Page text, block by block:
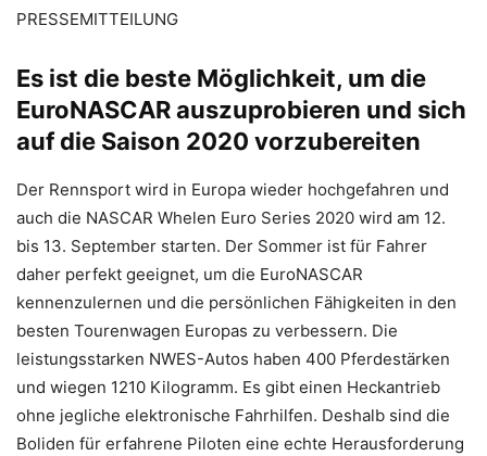
PRESSEMITTEILUNG
Es ist die beste Möglichkeit, um die
EuroNASCAR auszuprobieren und sich
auf die Saison 2020 vorzubereiten
Der Rennsport wird in Europa wieder hochgefahren und
auch die NASCAR Whelen Euro Series 2020 wird am 12.
bis 13. September starten. Der Sommer ist für Fahrer
daher perfekt geeignet, um die EuroNASCAR
kennenzulernen und die persönlichen Fähigkeiten in den
besten Tourenwagen Europas zu verbessern. Die
leistungsstarken NWES-Autos haben 400 Pferdestärken
und wiegen 1210 Kilogramm. Es gibt einen Heckantrieb
ohne jegliche elektronische Fahrhilfen. Deshalb sind die
Boliden für erfahrene Piloten eine echte Herausforderung